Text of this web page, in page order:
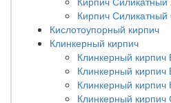
Кирпич Силикатный
Кислотоупорный кирпич
Клинкерный кирпич
Клинкерный кирпич
Клинкерный кирпич
Клинкерный кирпич
Клинкерный кирпич